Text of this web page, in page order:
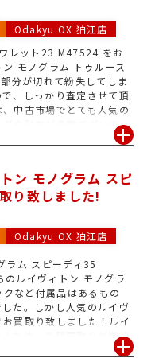
Odakyu OX 狛江店
レット23 M47524 をお
モノグラム トゥルース
分が切れて紛失してしま
、しっかり査定させて頂
中古市場でとても人気の
グや財布が多数ございま
ただけると査定額アップの
ン モノグラム スピ
り致しました!
Odakyu OX 狛江店
ラム スピーディ35
ルイヴィトン モノグラ
など付属品はあるもの
た。しかし人気のルイヴ
買取り致しました！ルイ
るため、高額買取りが期待
付属品がある場合は一緒に